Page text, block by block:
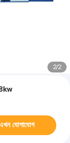
2/2
যোগাযোগ